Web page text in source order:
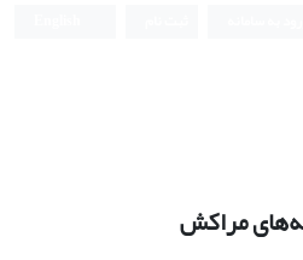
مراکش